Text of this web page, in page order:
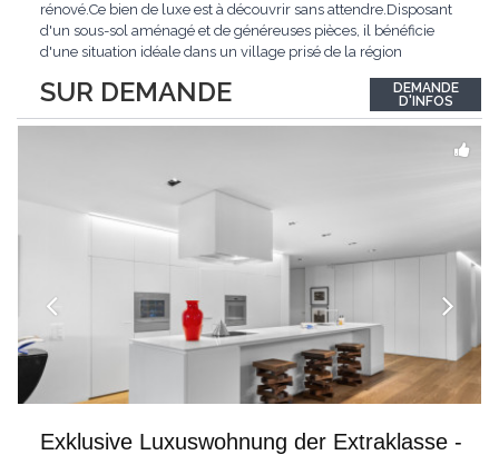
SUR DEMANDE
rénové.Ce bien de luxe est à découvrir sans attendre.Disposant
d'un sous-sol aménagé et de généreuses pièces, il bénéficie
d'une situation idéale dans un village prisé de la région
hors du commun tout au long de la journée.Points forts:4
grandes chambresUn vaste séjour...
DEMANDE
D'INFOS
Exklusive Luxuswohnung der Extraklasse -